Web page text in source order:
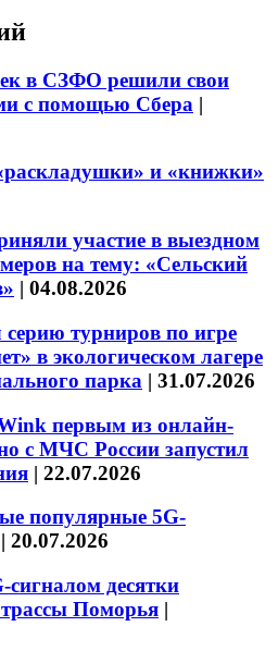
в СЗФО решили свои
с помощью Сбера |
и «книжки»
участие в выездном
на тему: «Сельский
| 04.08.2026
серию турниров по игре
в экологическом лагере
парка | 31.07.2026
первым из онлайн-
с МЧС России запустил
| 22.07.2026
популярные 5G-
| 20.07.2026
десятки
Поморья |